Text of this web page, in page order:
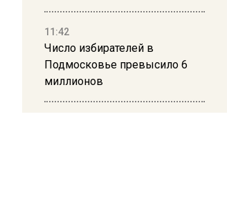
11:42
Число избирателей в
Подмосковье превысило 6
миллионов